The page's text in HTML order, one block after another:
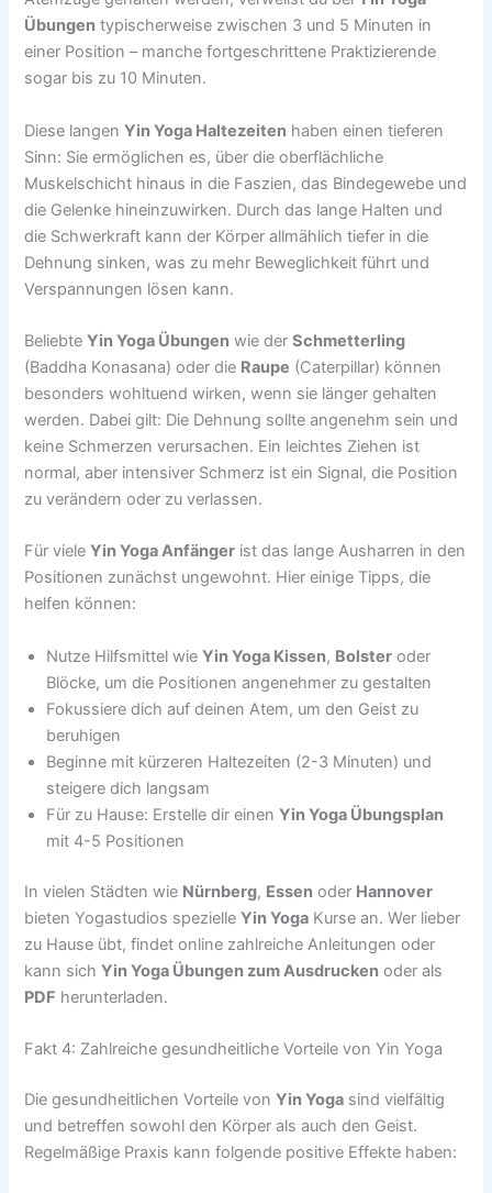
Übungen typischerweise zwischen 3 und 5 Minuten in
einer Position – manche fortgeschrittene Praktizierende
sogar bis zu 10 Minuten.
Diese langenYin Yoga Haltezeiten haben einen tieferen
Sinn: Sie ermöglichen es, über die oberflächliche
Muskelschicht hinaus in die Faszien, das Bindegewebe und
die Gelenke hineinzuwirken. Durch das lange Halten und
die Schwerkraft kann der Körper allmählich tiefer in die
Dehnung sinken, was zu mehr Beweglichkeit führt und
Verspannungen lösen kann.
BeliebteYin Yoga Übungen wie derSchmetterling
(Baddha Konasana) oder die Raupe (Caterpillar) können
besonders wohltuend wirken, wenn sie länger gehalten
werden. Dabei gilt: Die Dehnung sollte angenehm sein und
keine Schmerzen verursachen. Ein leichtes Ziehen ist
normal, aber intensiver Schmerz ist ein Signal, die Position
zu verändern oder zu verlassen.
Für vieleYin Yoga Anfänger ist das lange Ausharren in den
Positionen zunächst ungewohnt. Hier einige Tipps, die
helfen können:
Nutze Hilfsmittel wieYin Yoga Kissen, Bolster oder
Blöcke, um die Positionen angenehmer zu gestalten
Fokussiere dich auf deinen Atem, um den Geist zu
beruhigen
Beginne mit kürzeren Haltezeiten (2-3 Minuten) und
steigere dich langsam
Für zu Hause: Erstelle dir einenYin Yoga Übungsplan
mit 4-5 Positionen
In vielen Städten wie Nürnberg, Essen oder Hannover
bieten Yogastudios spezielleYin Yoga Kurse an. Wer lieber
zu Hause übt, findet online zahlreiche Anleitungen oder
kann sichYin Yoga Übungen zum Ausdrucken oder als
PDF herunterladen.
Fakt 4: Zahlreiche gesundheitliche Vorteile von Yin Yoga
Die gesundheitlichen Vorteile vonYin Yoga sind vielfältig
und betreffen sowohl den Körper als auch den Geist.
Regelmäßige Praxis kann folgende positive Effekte haben: